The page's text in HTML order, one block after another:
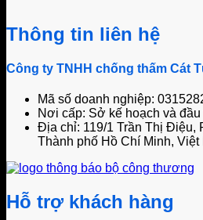
Thông tin liên hệ
Công ty TNHH chống thấm Cát
Mã số doanh nghiệp:
Nơi cấp: Sở kế hoạch và đầu
Địa chỉ: 119/1 Trần Thị Điệu,
Thành phố Hồ Chí Minh, Việt
Hỗ trợ khách hàng